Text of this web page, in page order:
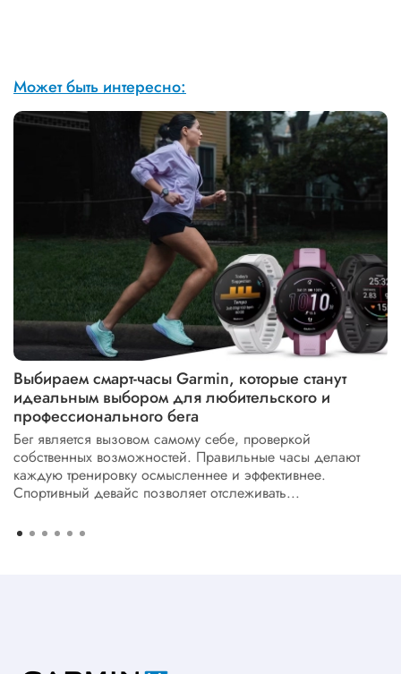
Может быть интересно:
Выбираем смарт-часы Garmin, которые станут
идеальным выбором для любительского и
профессионального бега
Бег является вызовом самому себе, проверкой
собственных возможностей. Правильные часы делают
каждую тренировку осмысленнее и эффективнее.
Спортивный девайс позволяет отслеживать...